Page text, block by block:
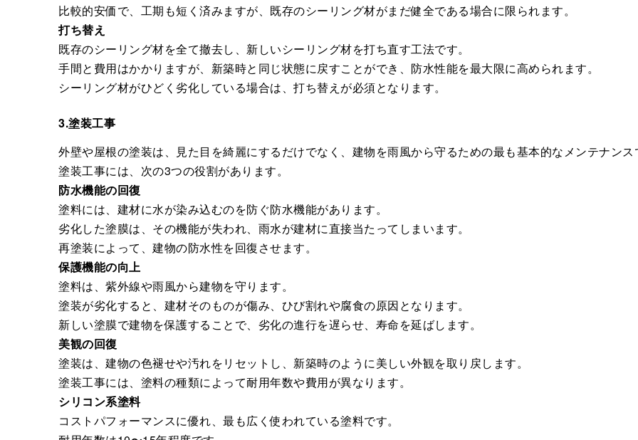
比較的安価で、工期も短く済みますが、既存のシーリング材がまだ健全である場合に限られます。
打ち替え
既存のシーリング材を全て撤去し、新しいシーリング材を打ち直す工法です。
手間と費用はかかりますが、新築時と同じ状態に戻すことができ、防水性能を最大限に高められます。
シーリング材がひどく劣化している場合は、打ち替えが必須となります。
3.塗装工事
外壁や屋根の塗装は、見た目を綺麗にするだけでなく、建物を雨風から守るための最も基本的なメンテナンス
塗装工事には、次の3つの役割があります。
防水機能の回復
塗料には、建材に水が染み込むのを防ぐ防水機能があります。
劣化した塗膜は、その機能が失われ、雨水が建材に直接当たってしまいます。
再塗装によって、建物の防水性を回復させます。
保護機能の向上
塗料は、紫外線や雨風から建物を守ります。
塗装が劣化すると、建材そのものが傷み、ひび割れや腐食の原因となります。
新しい塗膜で建物を保護することで、劣化の進行を遅らせ、寿命を延ばします。
美観の回復
塗装は、建物の色褪せや汚れをリセットし、新築時のように美しい外観を取り戻します。
塗装工事には、塗料の種類によって耐用年数や費用が異なります。
シリコン系塗料
コストパフォーマンスに優れ、最も広く使われている塗料です。